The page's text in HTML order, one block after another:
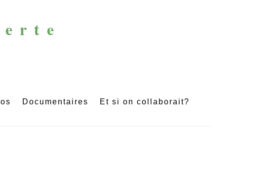
Documentaires Et si on collaborait?